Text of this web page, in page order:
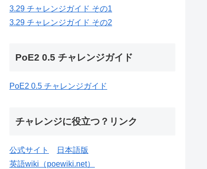
3.29 チャレンジガイド その1
3.29 チャレンジガイド その2
PoE2 0.5 チャレンジガイド
PoE2 0.5 チャレンジガイド
チャレンジに役立つ？リンク
公式サイト
日本語版
英語wiki（poewiki.net）